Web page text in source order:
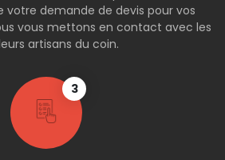
votre demande de devis pour vos
vous mettons en contact avec les
artisans du coin.
3